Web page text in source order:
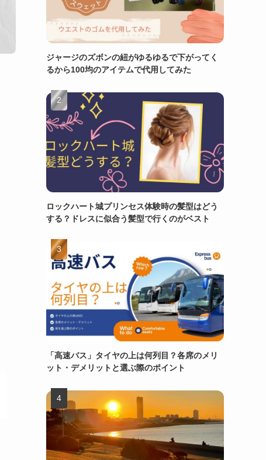
ジャージのズボンの紐がゆるゆるで下がってく
るから100均のアイテムで代用してみた
ロックハート城プリンセス体験時の髪型はどう
する？ドレスに似合う髪型で行くのがベスト
「高速バス」タイヤの上は何列目？各席のメリ
ット・デメリットと選ぶ際のポイント